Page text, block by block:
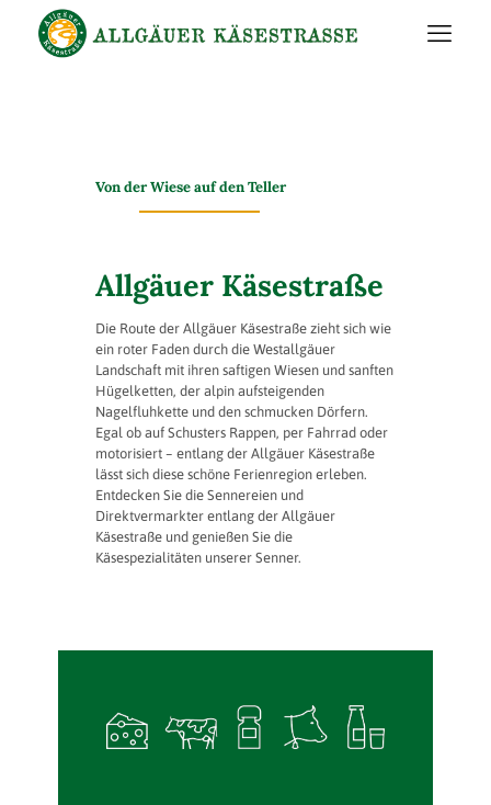
Von der Wiese auf den Teller
Allgäuer Käsestraße
Die Route der Allgäuer Käsestraße zieht sich wie
ein roter Faden durch die Westallgäuer
Landschaft mit ihren saftigen Wiesen und sanften
Hügelketten, der alpin aufsteigenden
Nagelfluhkette und den schmucken Dörfern.
Egal ob auf Schusters Rappen, per Fahrrad oder
motorisiert – entlang der Allgäuer Käsestraße
lässt sich diese schöne Ferienregion erleben.
Entdecken Sie die Sennereien und
Direktvermarkter entlang der Allgäuer
Käsestraße und genießen Sie die
Käsespezialitäten unserer Senner.